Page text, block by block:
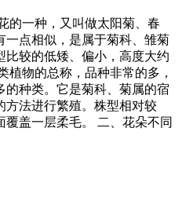
的一种，又叫做太阳菊、春
一点相似，是属于菊科、雏菊
比较的低矮、偏小，高度大约
植物的总称，品种非常的多，
的种类。它是菊科、菊属的宿
方法进行繁殖。株型相对较
盖一层柔毛。 二、花朵不同